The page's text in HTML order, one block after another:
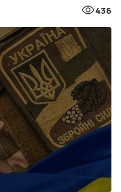
436